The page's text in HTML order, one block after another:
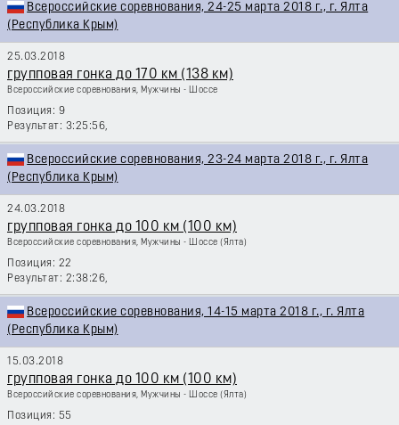
Всероссийские соревнования, 24-25 марта 2018 г., г. Ялта
(Республика Крым)
25.03.2018
групповая гонка до 170 км (138 км)
Всероссийские соревнования, Мужчины - Шоссе
9
3:25:56,
Всероссийские соревнования, 23-24 марта 2018 г., г. Ялта
(Республика Крым)
24.03.2018
групповая гонка до 100 км (100 км)
Всероссийские соревнования, Мужчины - Шоссе (Ялта)
22
2:38:26,
Всероссийские соревнования, 14-15 марта 2018 г., г. Ялта
(Республика Крым)
15.03.2018
групповая гонка до 100 км (100 км)
Всероссийские соревнования, Мужчины - Шоссе (Ялта)
55